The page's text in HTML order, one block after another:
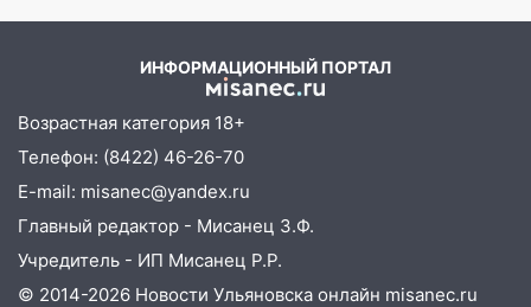
Соцсети: на проспекте Тюленева
ДТП с мотоциклистом
20:22 Мошенники обманули 92-летнюю
жительницу Ульяновской области
19:14 Житель Ульяновской области
подвез троих незнакомцев на трассе и
заработал уголовное дело
ИНФОРМАЦИОННЫЙ ПОРТАЛ
Возрастная категория 18+
Телефон: (8422) 46-26-70
E-mail: misanec@yandex.ru
Главный редактор - Мисанец З.Ф.
Учредитель - ИП Мисанец Р.Р.
© 2014-2026 Новости Ульяновска онлайн misanec.ru